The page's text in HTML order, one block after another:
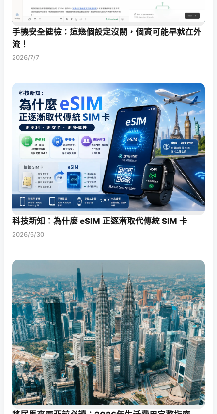
手機安全健檢：這幾個設定沒關，個資可能早就在外
流！
2026/7/7
科技新知：為什麼 eSIM 正逐漸取代傳統 SIM 卡
2026/6/30